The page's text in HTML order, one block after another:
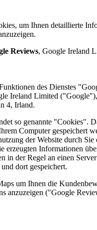
um Ihnen detaillierte
Reviews, Google Ireland
des Dienstes
Ireland Limited
4, Irland.
so genannte "Cookies".
Computer gespeichert
der Website durch Sie
erzeugten Informationen
in der Regel an einen
dort gespeichert.
um Ihnen die
anzuzeigen ("Google